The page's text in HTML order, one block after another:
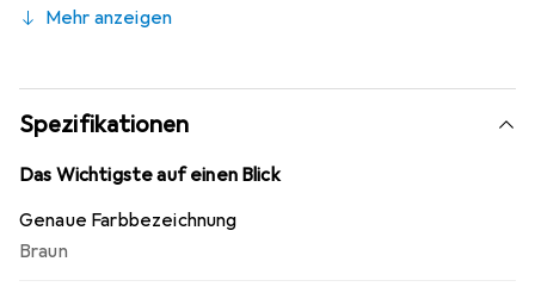
gewährleisten. Dank der 4 verstellbaren Doppellamellen
Bedürfnisse angepasst werden. Das Kopfteil ist
verstellbar, sodass Sie bequem lesen oder fernsehen
können. Die Montage ist einfach. Bitte beachten Sie,
dass im Lieferumfang nur ein Lattenrost enthalten ist;
Mehr anzeigen
Spezifikationen
Das Wichtigste auf einen Blick
Genaue Farbbezeichnung
Braun